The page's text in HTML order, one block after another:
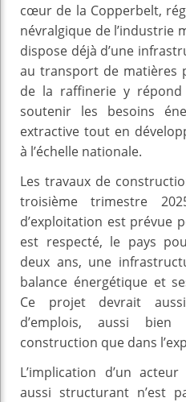
cœur de la Copperbelt,
névralgique de l’industrie
dispose déjà d’une
au transport de matières
de la raffinerie y
soutenir les besoins
extractive tout en
à l’échelle nationale.
Les travaux de
troisième trimestre
d’exploitation est prévue
est respecté, le pays
deux ans, une
balance énergétique et
Ce projet devrait
d’emplois, aussi
construction que dans
L’implication d’un
aussi structurant n’est